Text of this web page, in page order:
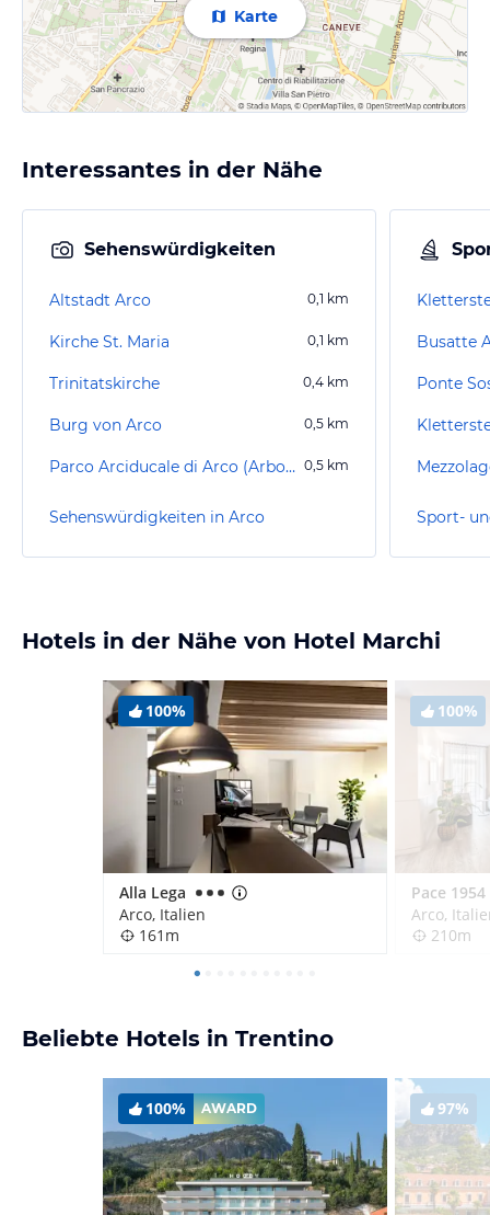
Karte
Interessantes in der Nähe
Sehenswürdigkeiten
Altstadt Arco 0,1 km
Kirche St. Maria 0,1 km
Trinitatskirche 0,4 km
Burg von Arco 0,5 km
Parco Arciducale di Arco (Arboretum) 0,5 km
Sehenswürdigkeiten in Arco
Busatte
Sport-
Hotels in der Nähe von Hotel Marchi
100%
Alla Lega
Arco, Italien
161m
100%
Pace
Arco,
210m
Beliebte Hotels in Trentino
100% AWARD 97%